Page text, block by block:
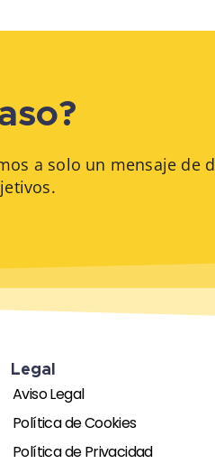
a solo un mensaje de
Legal​
Aviso Legal
Política de Cookies
Política de Privacidad